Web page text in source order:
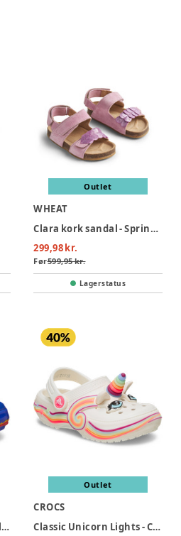
Outlet
WHEAT
Clara kork sandal - Spring Lilac
299,98 kr.
Før599,95 kr.
Lagerstatus
Classic Dragon Lights - Blue Bolt
Outlet
CROCS
Classic Unicorn Lights - Chalk